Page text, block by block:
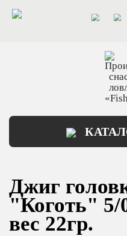
Джиг
"Коготь" 5/
вес 22гр.